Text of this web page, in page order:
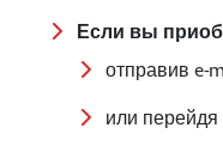
Если вы
отправив e-
или перейдя